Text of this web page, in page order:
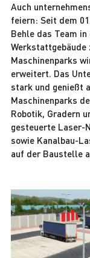
Auch
feiern: Seit dem
Behle das Team
Werkstattgebäude
Maschinenparks
erweitert. Das
stark und genießt
Maschinenparks
Robotik, Gradern
gesteuerte Laser-
sowie Kanalbau-
auf der Baustelle